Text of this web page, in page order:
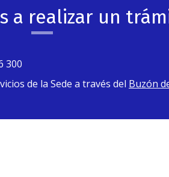
a realizar un
300
de la Sede a través del Buzón